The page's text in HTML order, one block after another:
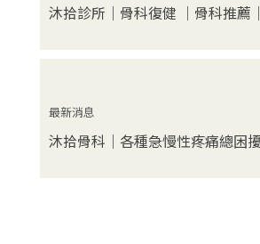
沐拾診所｜骨科復健 ｜骨科推薦
最新消息
沐拾骨科｜各種急慢性疼痛總困